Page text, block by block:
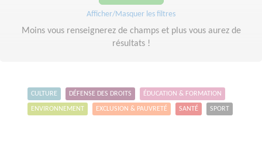
Afficher/Masquer les filtres
Moins vous renseignerez de champs et plus vous aurez de
résultats !
CULTURE DÉFENSE DES DROITS ÉDUCATION & FORMATION
ENVIRONNEMENT EXCLUSION & PAUVRETÉ SANTÉ SPORT